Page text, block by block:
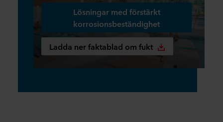
Lösningar med förstärkt
korrosionsbeständighet
Ladda ner faktablad om fukt